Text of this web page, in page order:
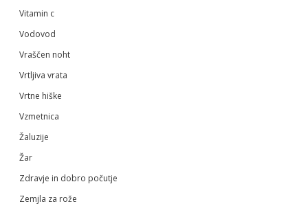
Vitamin c
Vodovod
Vraščen noht
Vrtljiva vrata
Vrtne hiške
Vzmetnica
Žaluzije
Žar
Zdravje in dobro počutje
Zemjla za rože